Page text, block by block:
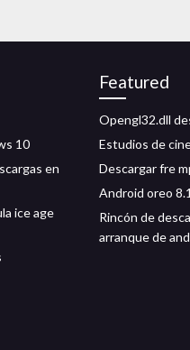
10
en
ice age
Featured
Opengl32.dll
Estudios de
Descargar fre
Android oreo
Rincón de
arranque de